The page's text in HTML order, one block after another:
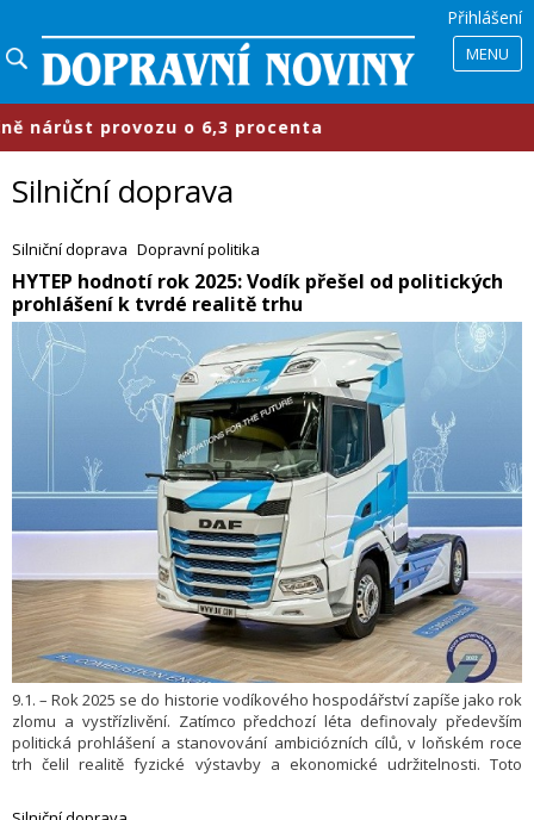
Přihlášení
MENU
procenta
Silniční doprava
Silniční doprava Dopravní politika
​HYTEP hodnotí rok 2025: Vodík přešel od politických
prohlášení k tvrdé realitě trhu
9.1. – Rok 2025 se do historie vodíkového hospodářství zapíše jako rok
zlomu a vystřízlivění. Zatímco předchozí léta definovaly především
politická prohlášení a stanovování ambiciózních cílů, v loňském roce
trh čelil realitě fyzické výstavby a ekonomické udržitelnosti. Toto
přechází z fáze vizí do fáze hledání svého reálného místa